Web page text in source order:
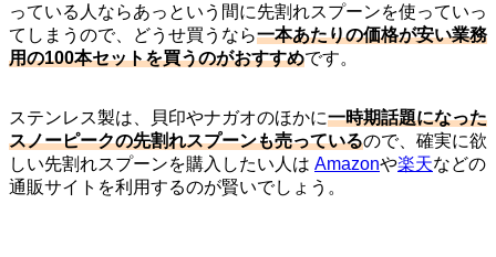
っている人ならあっという間に先割れスプーンを使っていっ
てしまうので、どうせ買うなら一本あたりの価格が安い業務
用の100本セットを買うのがおすすめです。
ステンレス製は、貝印やナガオのほかに一時期話題になった
スノーピークの先割れスプーンも売っているので、確実に欲
しい先割れスプーンを購入したい人は Amazonや楽天などの
通販サイトを利用するのが賢いでしょう。